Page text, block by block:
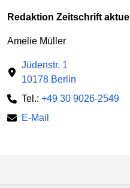
Redaktion Zeitschrift aktuell
Amelie Müller
Jüdenstr. 1
10178 Berlin
Tel.: +49 30 9026-2549
E-Mail